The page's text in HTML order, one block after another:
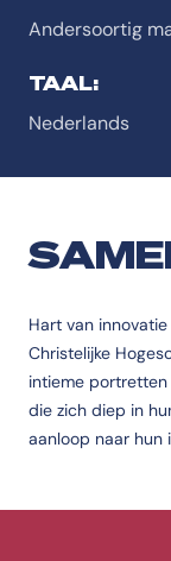
Andersoortig
TAAL:
Nederlands
Hart van
Christelijke
intieme
die zich diep in
aanloop naar hun